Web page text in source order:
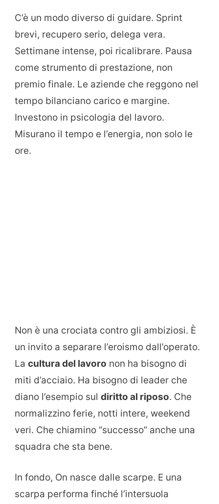
C’è un modo diverso di guidare. Sprint
brevi, recupero serio, delega vera.
Settimane intense, poi ricalibrare. Pausa
come strumento di prestazione, non
premio finale. Le aziende che reggono nel
tempo bilanciano carico e margine.
Investono in psicologia del lavoro.
Misurano il tempo e l’energia, non solo le
ore.
Non è una crociata contro gli ambiziosi. È
un invito a separare l’eroismo dall’operato.
La cultura del lavoro non ha bisogno di
miti d’acciaio. Ha bisogno di leader che
diano l’esempio sul diritto al riposo. Che
normalizzino ferie, notti intere, weekend
veri. Che chiamino “successo” anche una
squadra che sta bene.
In fondo, On nasce dalle scarpe. E una
scarpa performa finché l’intersuola